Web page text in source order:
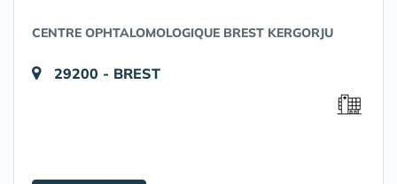
CENTRE OPHTALOMOLOGIQUE BREST KERGORJU
29200 - BREST